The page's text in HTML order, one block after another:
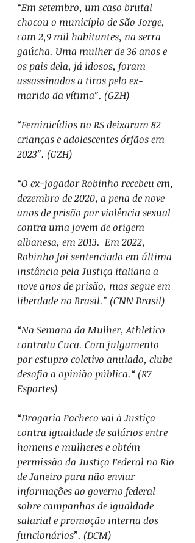
“Em setembro, um caso brutal
chocou o município de São Jorge,
com 2,9 mil habitantes, na serra
gaúcha. Uma mulher de 36 anos e
os pais dela, já idosos, foram
assassinados a tiros pelo ex-
marido da vítima”. (GZH)
“Feminicídios no RS deixaram 82
crianças e adolescentes órfãos em
2023”. (GZH)
“O ex-jogador Robinho recebeu em,
dezembro de 2020, a pena de nove
anos de prisão por violência sexual
contra uma jovem de origem
albanesa, em 2013.  Em 2022,
Robinho foi sentenciado em última
instância pela Justiça italiana a
nove anos de prisão, mas segue em
liberdade no Brasil.” (CNN Brasil)
“Na Semana da Mulher, Athletico
contrata Cuca. Com julgamento
por estupro coletivo anulado, clube
desafia a opinião pública.“ (R7
Esportes)
“Drogaria Pacheco vai à Justiça
contra igualdade de salários entre
homens e mulheres e obtém
permissão da Justiça Federal no Rio
de Janeiro para não enviar
informações ao governo federal
sobre campanhas de igualdade
salarial e promoção interna dos
funcionários”. (DCM)